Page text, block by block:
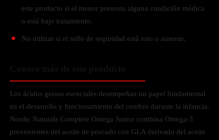
este producto si el menor presenta alguna condición médica
o está bajo tratamiento.
No utilizar si el sello de seguridad está roto o ausente.
Los ácidos grasos esenciales desempeñan un papel fundamental
en el desarrollo y funcionamiento del cerebro durante la infancia.
Nordic Naturals Complete Omega Junior combina Omega-3
provenientes del aceite de pescado con GLA derivado del aceite